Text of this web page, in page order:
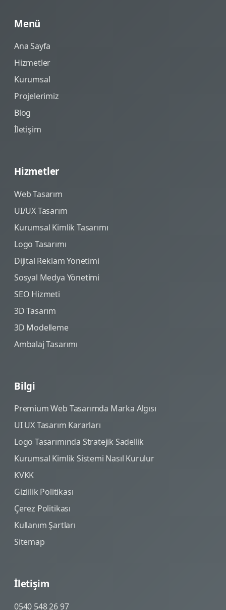
Menü
Ana Sayfa
Hizmetler
Kurumsal
Projelerimiz
Blog
İletişim
Hizmetler
Web Tasarım
UI/UX Tasarım
Kurumsal Kimlik Tasarımı
Logo Tasarımı
Dijital Reklam Yönetimi
Sosyal Medya Yönetimi
SEO Hizmeti
3D Tasarım
3D Modelleme
Ambalaj Tasarımı
Bilgi
Premium Web Tasarımda Marka Algısı
UI UX Tasarım Kararları
Logo Tasarımında Stratejik Sadellik
Kurumsal Kimlik Sistemi Nasıl Kurulur
KVKK
Gizlilik Politikası
Çerez Politikası
Kullanım Şartları
Sitemap
İletişim
0540 548 26 97